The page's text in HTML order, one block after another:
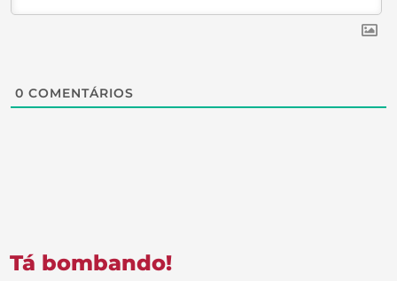
0 COMENTÁRIOS
Tá bombando!